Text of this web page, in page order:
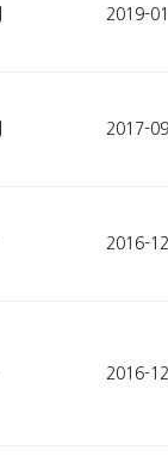
2019-
2017-
2016-
2016-